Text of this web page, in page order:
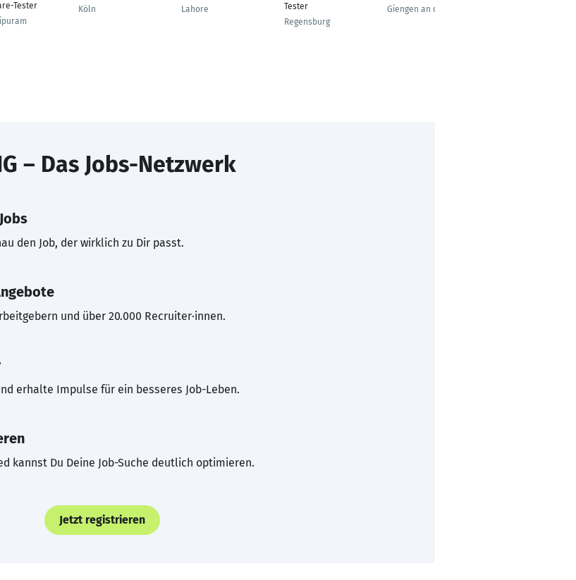
Tester
Köln
Lahore
Tester
Regensburg
Giengen an der Brenz
– Das Jobs-Netzwerk
den Job, der wirklich zu Dir passt.
und über 20.000 Recruiter·innen.
erhalte Impulse für ein besseres Job-Leben.
kannst Du Deine Job-Suche deutlich optimieren.
Jetzt registrieren